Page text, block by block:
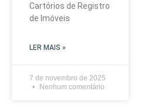
Cartórios de Registro
de Imóveis
LER MAIS »
7 de novembro de 2025
Nenhum comentário